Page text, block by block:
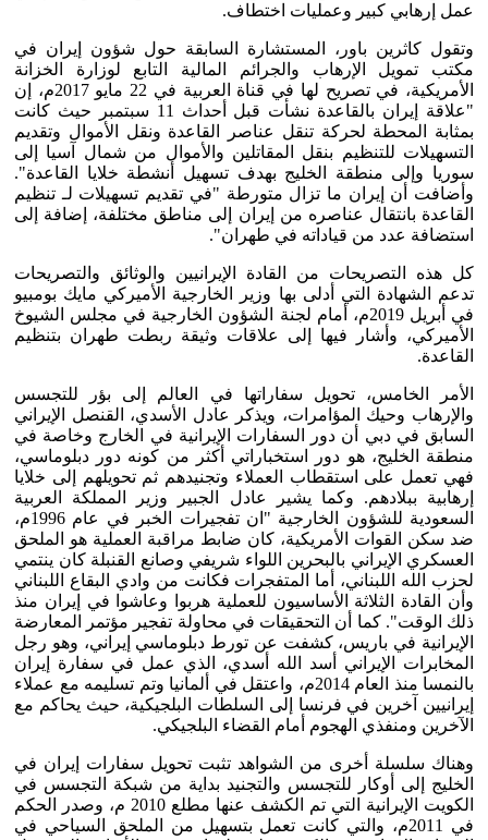
عمل إرهابي كبير وعمليات اختطاف.
وتقول كاثرين باور، المستشارة السابقة حول شؤون إيران في
مكتب تمويل الإرهاب والجرائم المالية التابع لوزارة الخزانة
الأمريكية، في تصريح لها في قناة العربية في 22 مايو 2017م، إن
"علاقة إيران بالقاعدة نشأت قبل أحداث 11 سبتمبر حيث كانت
بمثابة المحطة لحركة تنقل عناصر القاعدة ونقل الأموال وتقديم
التسهيلات للتنظيم بنقل المقاتلين والأموال من شمال آسيا إلى
سوريا وإلى منطقة الخليج بهدف تسهيل أنشطة خلايا القاعدة".
وأضافت أن إيران ما تزال متورطة "في تقديم تسهيلات لـ تنظيم
القاعدة بانتقال عناصره من إيران إلى مناطق مختلفة، إضافة إلى
استضافة عدد من قياداته في طهران".
كل هذه التصريحات من القادة الإيرانيين والوثائق والتصريحات
تدعم الشهادة التي أدلى بها وزير الخارجية الأميركي مايك بومبيو
في أبريل 2019م، أمام لجنة الشؤون الخارجية في مجلس الشيوخ
الأميركي، وأشار فيها إلى علاقات وثيقة ربطت طهران بتنظيم
القاعدة.
الأمر الخامس، تحويل سفاراتها في العالم إلى بؤر للتجسس
والإرهاب وحيك المؤامرات، ويذكر عادل الأسدي، القنصل الإيراني
السابق في دبي أن دور السفارات الإيرانية في الخارج وخاصة في
منطقة الخليج، هو دور استخباراتي أكثر من كونه دور دبلوماسي،
فهي تعمل على استقطاب العملاء وتجنيدهم ثم تحويلهم إلى خلايا
إرهابية ببلادهم. وكما يشير عادل الجبير وزير المملكة العربية
السعودية للشؤون الخارجية "ان تفجيرات الخبر في عام 1996م،
ضد سكن القوات الأمريكية، كان ضابط مراقبة العملية هو الملحق
العسكري الإيراني بالبحرين اللواء شريفي وصانع القنبلة كان ينتمي
لحزب الله اللبناني، أما المتفجرات فكانت من وادي البقاع اللبناني
وأن القادة الثلاثة الأساسيون للعملية هربوا وعاشوا في إيران منذ
ذلك الوقت". كما أن التحقيقات في محاولة تفجير مؤتمر المعارضة
الإيرانية في باريس، كشفت عن تورط دبلوماسي إيراني، وهو رجل
المخابرات الإيراني أسد الله أسدي، الذي عمل في سفارة إيران
بالنمسا منذ العام 2014م، واعتقل في ألمانيا وتم تسليمه مع عملاء
إيرانيين آخرين في فرنسا إلى السلطات البلجيكية، حيث يحاكم مع
الآخرين ومنفذي الهجوم أمام القضاء البلجيكي.
وهناك سلسلة أخرى من الشواهد تثبت تحويل سفارات إيران في
الخليج إلى أوكار للتجسس والتجنيد بداية من شبكة التجسس في
الكويت الإيرانية التي تم الكشف عنها مطلع 2010 م، وصدر الحكم
في 2011م، والتي كانت تعمل بتسهيل من الملحق السياحي في